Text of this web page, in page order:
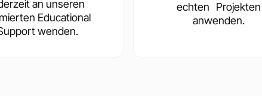
an unseren
Educational
wenden.
echten Projekten
anwenden.